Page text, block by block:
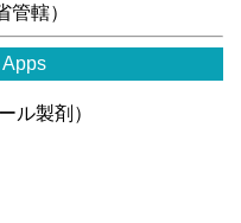
轄）
ル製剤）